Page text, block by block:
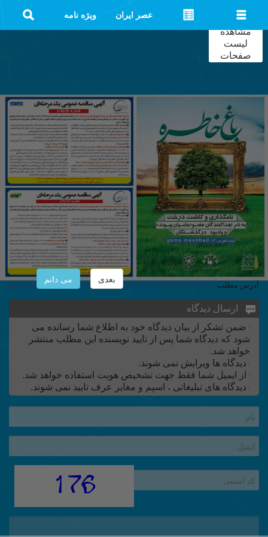
عصر ایران ویژه نامه
آدرس مطلب http://old.irannewspaper.ir/newspaper/page/7580/6/571145/0
ارسال دیدگاه
ضمن تشکر از بیان دیدگاه خود به اطلاع شما رسانده می
شود که دیدگاه شما پس از تایید نویسنده این مطلب منتشر
خواهد شد.
دیدگاه ها ویرایش نمی شوند.
از ایمیل شما فقط جهت تشخیص هویت استفاده خواهد شد.
دیدگاه های تبلیغاتی ، اسپم و مغایر عرف تایید نمی شوند.
مشاهده
لیست
صفحات
بعدی می دانم